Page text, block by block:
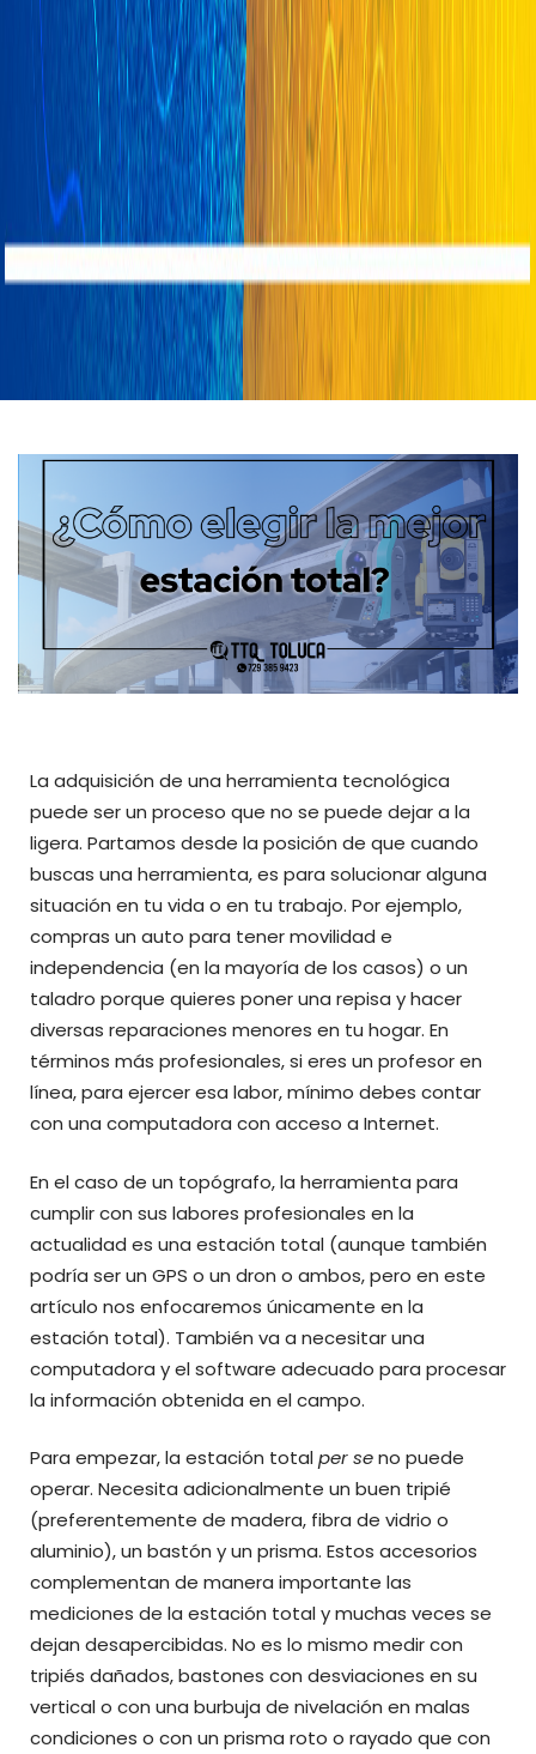
La adquisición de una herramienta tecnológica
puede ser un proceso que no se puede dejar a la
ligera. Partamos desde la posición de que cuando
buscas una herramienta, es para solucionar alguna
situación en tu vida o en tu trabajo. Por ejemplo,
compras un auto para tener movilidad e
independencia (en la mayoría de los casos) o un
taladro porque quieres poner una repisa y hacer
diversas reparaciones menores en tu hogar. En
términos más profesionales, si eres un profesor en
línea, para ejercer esa labor, mínimo debes contar
con una computadora con acceso a Internet.
En el caso de un topógrafo, la herramienta para
cumplir con sus labores profesionales en la
actualidad es una estación total (aunque también
podría ser un GPS o un dron o ambos, pero en este
artículo nos enfocaremos únicamente en la
estación total). También va a necesitar una
computadora y el software adecuado para procesar
la información obtenida en el campo.
Para empezar, la estación totalper seno puede
operar. Necesita adicionalmente un buen tripié
(preferentemente de madera, fibra de vidrio o
aluminio), un bastón y un prisma. Estos accesorios
complementan de manera importante las
mediciones de la estación total y muchas veces se
dejan desapercibidas. No es lo mismo medir con
tripiés dañados, bastones con desviaciones en su
vertical o con una burbuja de nivelación en malas
condiciones o con un prisma roto o rayado que con